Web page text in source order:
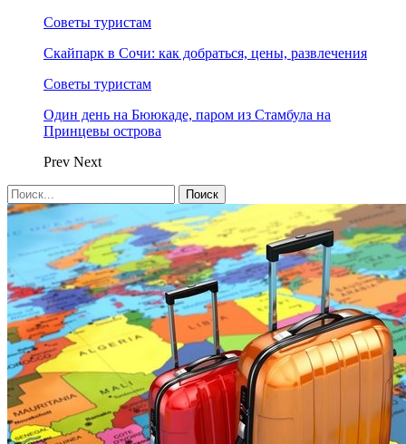
Советы туристам
Скайпарк в Сочи: как добраться, цены, развлечения
Советы туристам
Один день на Бююкаде, паром из Стамбула на
Принцевы острова
Prev Next